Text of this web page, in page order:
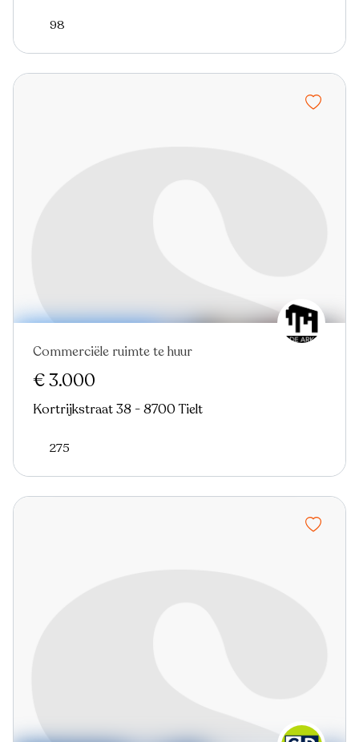
98
Commerciële ruimte te huur
€ 3.000
Kortrijkstraat 38 - 8700 Tielt
275